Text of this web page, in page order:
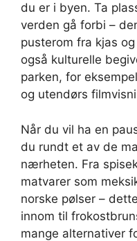
du er i byen. Ta
verden gå forbi –
pusterom fra kjas
også kulturelle
parken, for
og utendørs
Når du vil ha en
du rundt et av de
nærheten. Fra
matvarer som
norske pølser –
innom til
mange alternativer